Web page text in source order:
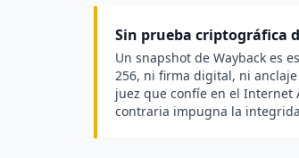
Sin prueba criptográfica
Un snapshot de Wayback es
256, ni firma digital, ni
juez que confíe en el
contraria impugna la